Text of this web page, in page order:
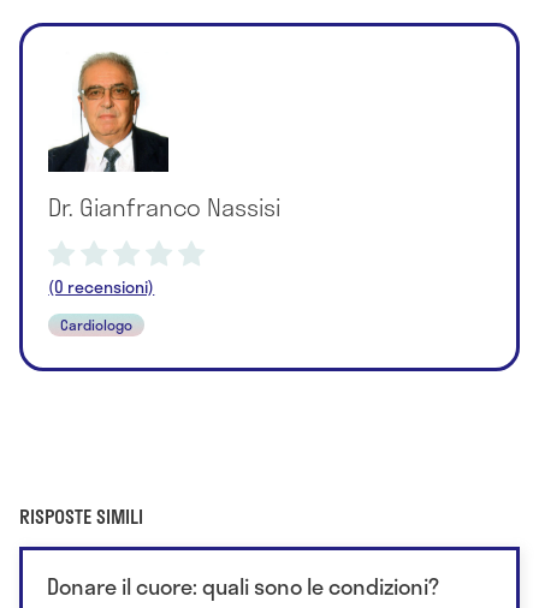
Dr. Gianfranco Nassisi
(0 recensioni)
Cardiologo
RISPOSTE SIMILI
Donare il cuore: quali sono le condizioni?